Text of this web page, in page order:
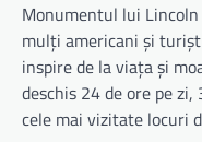
Monumentul lui
mulți americani și
inspire de la viața și
deschis 24 de ore pe
cele mai vizitate locuri